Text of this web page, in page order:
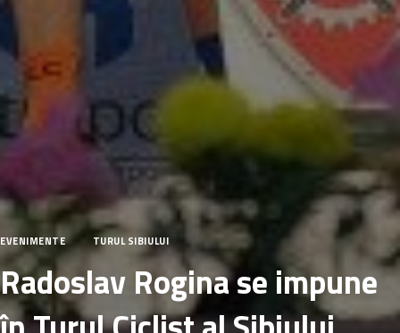
EVENIMENTE TURUL SIBIULUI
Radoslav Rogina se impune